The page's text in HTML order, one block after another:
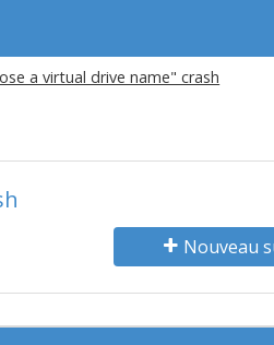
a virtual drive name" crash
Nouveau